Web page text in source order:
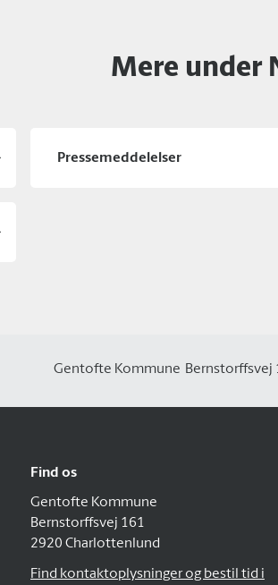
Mere under
Pressemeddelelser
Gentofte Kommune Bernstorffsvej
Find os
Gentofte Kommune
Bernstorffsvej 161
2920 Charlottenlund
Find kontaktoplysninger og bestil tid i